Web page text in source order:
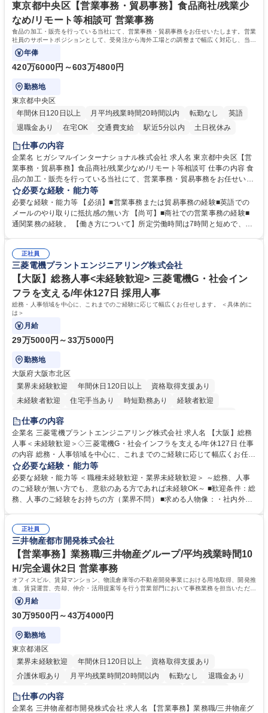
を込めてコミュニケーションをとりながら広報関連業務を行っておりま
す。 学歴・資格 学歴：大学院 大学 高専 短大 専修学校 高校 語学力： 資
格：
東京都中央区【営業事務・貿易事務】食品商社/残業少
なめ/リモート等相談可 営業事務
食品の加工・販売を行っている当社にて、営業事務・貿易事務をお任せいたします。営業
社員のサポートポジションとして、受発注から海外工場との調整まで幅広く対応し、当社
事業の根幹を支えていただきます。
年俸
420万6000円～603万4800円
勤務地
東京都中央区
年間休日120日以上
月平均残業時間20時間以内 転勤なし
英語
退職金あり
在宅OK 交通費支給 駅近5分以内 土日祝休み
仕事の内容
企業名 ヒガシマルインターナショナル株式会社 求人名 東京都中央区【営
業事務・貿易事務】食品商社/残業少なめ/リモート等相談可 仕事の内容 食
品の加工・販売を行っている当社にて、営業事務・貿易事務をお任せいた
します。営業社員のサポートポジションとして、受発注から海外工場との
調整まで幅広く対応し、当社事業の根幹を支えていただきます。 ■受発注
業務、請求書発行 ■海外工場とのスケジュール調整 ■在庫管理 ■輸入書類
の確認・作成 ■配送手配 ■通関業者を通して行う輸出入業全般 ■倉庫との
ルプロデュースしているため、商品に関わる全ての業務をサポート頂きま
す。 募集職種 東京都中央区【営業事務・貿易事務】食品商社/残業少なめ/
リモート等相談可
必要な経験・能力等
必要な経験・能力等 【必須】■営業事務または貿易事務の経験■英語での
メールのやり取りに抵抗感の無い方 【尚可】■商社での営業事務の経験■
通関業務の経験。 【働き方について】所定労働時間は7時間と短めで、残
の強み】1991年の設立以来、外食産業を中心としたお客様の多様なニー
ズに沿った冷凍水産物等の生産・輸入・販売を一貫して手掛けています。
自社工場と海外拠点の強固な連携によるワンストップサービスが最大の強
みです。 学歴・資格 学歴：大学院 大学 語学力：英語 資格：
正社員
三菱電機プラントエンジニアリング株式会社
【大阪】総務人事<未経験歓迎> 三菱電機G・社会イン
フラを支える/年休127日 採用人事
総務・人事領域を中心に、これまでのご経験に応じて幅広くお任せします。 ＜具体的に
は＞
月給
29万5000円～33万5000円
勤務地
大阪府大阪市北区
業界未経験歓迎
年間休日120日以上
資格取得支援あり
未経験者歓迎
住宅手当あり 時短勤務あり
経験者歓迎
退職金あり
駅近5分以内
土日祝休み 服装自由 寮・社宅あり 食事補助あり
仕事の内容
企業名 三菱電機プラントエンジニアリング株式会社 求人名 【大阪】総務
人事＜未経験歓迎＞◇三菱電機G・社会インフラを支える/年休127日 仕事
の内容 総務・人事領域を中心に、これまでのご経験に応じて幅広くお任せ
します。 ＜具体的には＞ ・総務/人事労務（給与・社保・勤怠管理など）
・採用・教育研修 ・福利厚生運用 など ※基本的には事務所勤務ですが、
採用や教育等の業務内容により、関西圏以外への日帰り・宿泊を伴う国内
出張もございます。 ※担当業務を持ちつつ、お互いに助け合いながら、総
必要な経験・能力等
必要な経験・能力等 ＜職種未経験歓迎・業界未経験歓迎＞ ～総務、人事
のご経験が無い方でも、意欲のある方であれば未経験OK～ ■歓迎条件：総
務、人事のご経験をお持ちの方（業界不問） ■求める人物像：・社内外の
正社員
三井物産都市開発株式会社
【営業事務】業務職/三井物産グループ/平均残業時間10
H/完全週休2日 営業事務
オフィスビル、賃貸マンション、物流倉庫等の不動産開発事業における用地取得、開発推
進、賃貸運営、売却、仲介・活用提案等を行う営業部門において事務業務を担当いただき
ます。
月給
30万9500円～43万4000円
勤務地
東京都港区
業界未経験歓迎
年間休日120日以上
資格取得支援あり
介護休暇あり
月平均残業時間20時間以内 転勤なし
退職金あり
在宅OK
賞与あり
駅近5分以内
土日祝休み 寮・社宅あり
仕事の内容
企業名 三井物産都市開発株式会社 求人名 【営業事務】業務職/三井物産グ